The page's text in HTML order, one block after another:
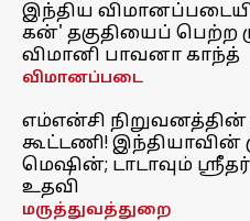
இந்திய
கன்' தகுதியைப்
விமானி பாவனா காந்த்
விமானப்படை
எம்என்சி நிறுவனத்தின்
கூட்டணி!
மெஷின்; டாடாவும்
உதவி
மருத்துவத்துறை